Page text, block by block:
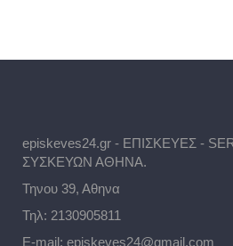
episkeves24.gr - ΕΠΙΣΚΕΥΕΣ -
ΣΥΣΚΕΥΩΝ ΑΘΗΝΑ.
Τηνου 39, Αθηνα
Τηλ: 2130905811
E-mail: episkeves24@gmail.com